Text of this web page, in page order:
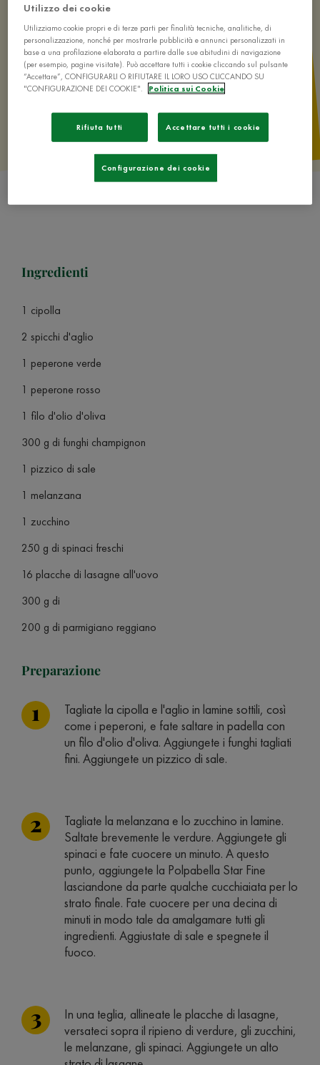
Ingredienti
1 cipolla
2 spicchi d'aglio
1 peperone verde
1 peperone rosso
1 filo d'olio d'oliva
300 g di funghi champignon
1 pizzico di sale
1 melanzana
1 zucchino
250 g di spinaci freschi
16 placche di lasagne all'uovo
300 g di
200 g di parmigiano reggiano
Preparazione
Tagliate la cipolla e l'aglio in lamine sottili, così
come i peperoni, e fate saltare in padella con
un filo d'olio d'oliva. Aggiungete i funghi tagliati
fini. Aggiungete un pizzico di sale.
Tagliate la melanzana e lo zucchino in lamine.
Saltate brevemente le verdure. Aggiungete gli
spinaci e fate cuocere un minuto. A questo
punto, aggiungete la Polpabella Star Fine
lasciandone da parte qualche cucchiaiata per lo
strato finale. Fate cuocere per una decina di
minuti in modo tale da amalgamare tutti gli
ingredienti. Aggiustate di sale e spegnete il
fuoco.
In una teglia, allineate le placche di lasagne,
versateci sopra il ripieno di verdure, gli zucchini,
le melanzane, gli spinaci. Aggiungete un alto
Utilizzo dei cookie
Utilizziamo cookie propri e di terze parti per finalità tecniche, analitiche, di
personalizzazione, nonché per mostrarle pubblicità e annunci personalizzati in
base a una profilazione elaborata a partire dalle sue abitudini di navigazione
(per esempio, pagine visitate). Può accettare tutti i cookie cliccando sul pulsante
“Accettare”, CONFIGURARLI O RIFIUTARE IL LORO USO CLICCANDO SU
"CONFIGURAZIONE DEI COOKIE".
Politica sui Cookie
Rifiuta tutti Accettare tutti i cookie
Configurazione dei cookie